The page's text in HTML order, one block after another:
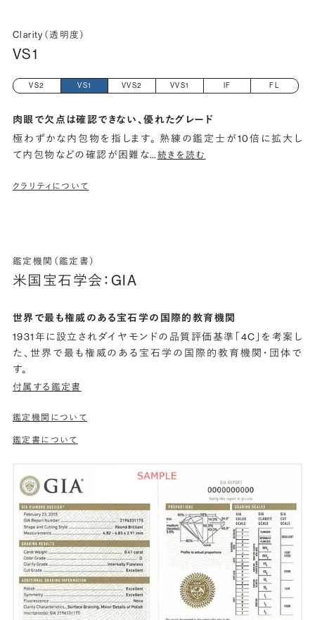
Clarity（透明度）
VS1
VS2 VS1 VVS2 VVS1 IF FL
肉眼で欠点は確認できない、優れたグレード
極わずかな内包物を指します。 熟練の鑑定士が10倍に拡大し
て内包物などの確認が困難な…続きを読む
クラリティについて
鑑定機関（鑑定書）
米国宝石学会：GIA
世界で最も権威のある宝石学の国際的教育機関
1931年に設立されダイヤモンドの品質評価基準「4C」を考案し
た、世界で最も権威のある宝石学の国際的教育機関・団体で
す。
付属する鑑定書
鑑定機関について
鑑定書について